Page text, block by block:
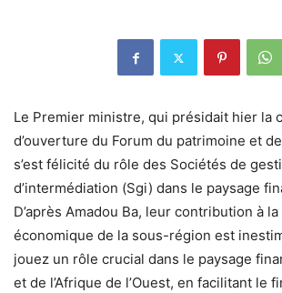
Le Premier ministre, qui présidait hier la
d’ouverture du Forum du patrimoine et
s’est félicité du rôle des Sociétés de
d’intermédiation (Sgi) dans le paysage
D’après Amadou Ba, leur contribution à
économique de la sous-région est
jouez un rôle crucial dans le paysage
et de l’Afrique de l’Ouest, en facilitant le